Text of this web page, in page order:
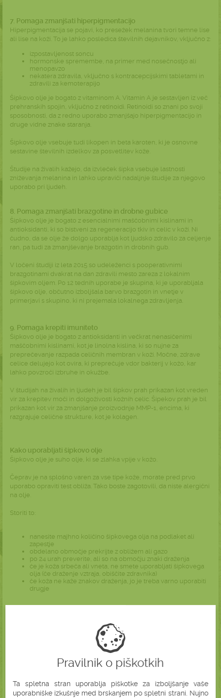
7. Pomaga zmanjšati hiperpigmentacijo
Hiperpigmentacija se pojavi, ko presežek melanina tvori temne lise
ali lise na koži. To je lahko posledica številnih dejavnikov, vključno z:
izpostavljenost soncu
hormonske spremembe, na primer med nosečnostjo ali
menopavzo
nekatera zdravila, vključno s kontracepcijskimi tabletami in
zdravili za kemoterapijo
Šipkovo olje je bogato z vitaminom A. Vitamin A je sestavljen iz več
prehranskih spojin, vključno z retinoidi. Retinoidi so znani po svoji
sposobnosti, da z redno uporabo zmanjšajo hiperpigmentacijo in
druge vidne znake staranja.
Šipkovo olje vsebuje tudi likopen in beta karoten, ki je osnovne
sestavine številnih izdelkov za posvetlitev kože.
Študije na živalih kažejo, da izvleček šipka vsebuje lastnosti
zniževanja melanina in lahko upraviči nadaljnje študije za njegovo
uporabo pri ljudeh.
8. Pomaga zmanjšati brazgotine in drobne gubice
Šipkovo olje je bogato z esencialnimi maščobnimi kislinami in
antioksidanti, ki so bistveni za regeneracijo tkiv in celic v koži. Ni
čudno, da se olje že dolgo uporablja kot ljudsko zdravilo za celjenje
ran, pa tudi za zmanjševanje brazgotin in drobnih gub.
V ločeni študiji iz leta 2015 so udeleženci s pooperativnimi
brazgotinami dvakrat na dan zdravili mesto zareza z lokalnim
šipkovim oljem. Po 12 tednih uporabe je skupina, ki je uporabljala
šipkovo olje, občutno izboljšala barvo brazgotin in vnetje v
primerjavi s skupino, ki ni prejemala lokalnega zdravljenja.
9. Pomaga krepiti imuniteto
Šipkovo olje je bogato z antioksidanti in večkrat nenasičenimi
maščobnimi kislinami, kot je linolna kislina, ki so nujne za
preprečevanje razpada celičnih membran v koži. Močne, zdrave
celice delujejo kot ovira, ki preprečuje vdor bakterij v kožo, kar
lahko povzroči izbruhe in okužbe.
V študijah na živalih in ljudeh je bil šipkov prah prikazan kot vreden
vir za krepitev moči in dolgoživosti kožnih celic. Šipekov prah je bil
prikazan kot vir za zmanjšanje proizvodnje MMP-1, encima, ki
razgrajuje celične strukture, kot je kolagen.
Kako uporabljati šipkovo olje
Šipkovo olje je suho olje, ki se zlahka vpije v kožo.
Čeprav je na splošno varen za vse tipe kože, morate pred prvo
uporabo opraviti test obliža. Tako boste zagotovili, da niste alergični
na olje.
Storiti to:
nanesite majhno količino šipkovega olja na podlaket ali
zapestje
obdelano območje prekrijte z obližem ali gazo
po 24 urah preverite, ali so na območju znaki draženja
če je koža srbeča ali vneta, ne smete uporabljati šipkovega
olja (če draženje vztraja, obiščite zdravnika)
če koža ne kaže znakov draženja, jo je treba varno uporabiti
drugje
drugemu nosilnemu olju ali vaši najljubši vlažilni kremi.
Šipkovo olje lahko hitro pokvari. Za podaljšanje roka uporabnosti
Čeprav je nekoliko dražje, se priporočahladno stiskano, ekološko
olje šipkaza čistost in najboljše rezultate.
Pravilnik o piškotkih
Ta spletna stran uporablja piškotke za izboljšanje vaše
uporabniške izkušnje med brskanjem po spletni strani. Nujno